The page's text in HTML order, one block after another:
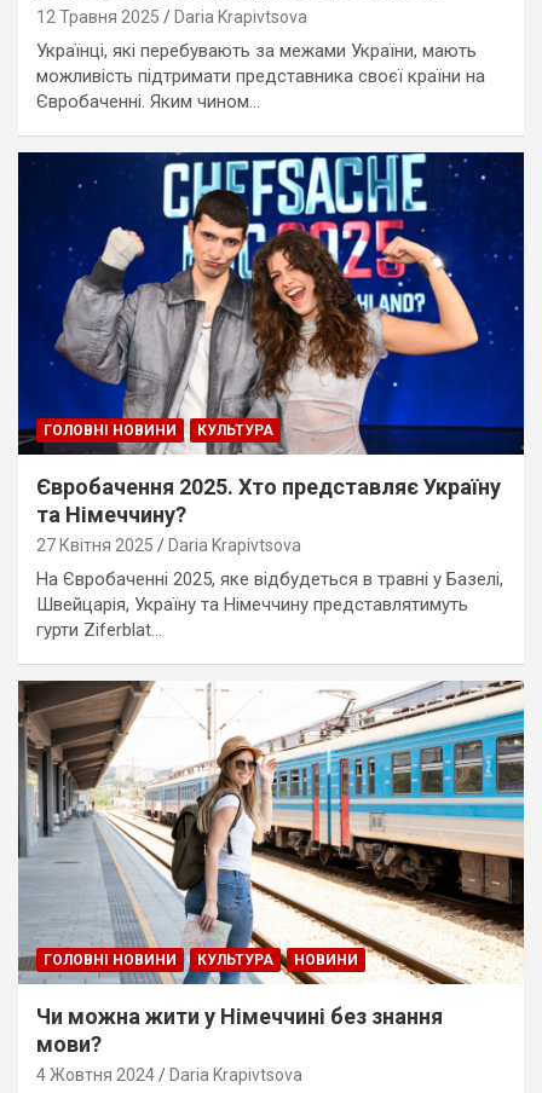
12 Травня 2025 Daria Krapivtsova
Українці, які перебувають за межами України, мають
можливість підтримати представника своєї країни на
Євробаченні. Яким чином…
ГОЛОВНІ НОВИНИ КУЛЬТУРА
Євробачення 2025. Хто представляє Україну
та Німеччину?
27 Квітня 2025 Daria Krapivtsova
На Євробаченні 2025, яке відбудеться в травні у Базелі,
Швейцарія, Україну та Німеччину представлятимуть
гурти Ziferblat…
ГОЛОВНІ НОВИНИ КУЛЬТУРА НОВИНИ
Чи можна жити у Німеччині без знання
мови?
4 Жовтня 2024 Daria Krapivtsova